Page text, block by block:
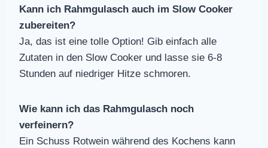
Kann ich Rahmgulasch auch im Slow Cooker
zubereiten?
Ja, das ist eine tolle Option! Gib einfach alle
Zutaten in den Slow Cooker und lasse sie 6-8
Stunden auf niedriger Hitze schmoren.
Wie kann ich das Rahmgulasch noch
verfeinern?
Ein Schuss Rotwein während des Kochens kann